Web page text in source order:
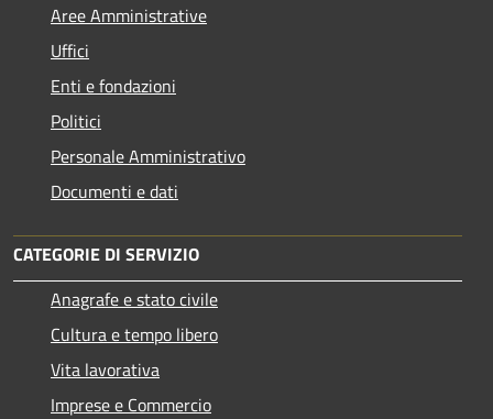
Aree Amministrative
Uffici
Enti e fondazioni
Politici
Personale Amministrativo
Documenti e dati
CATEGORIE DI SERVIZIO
Anagrafe e stato civile
Cultura e tempo libero
Vita lavorativa
Imprese e Commercio